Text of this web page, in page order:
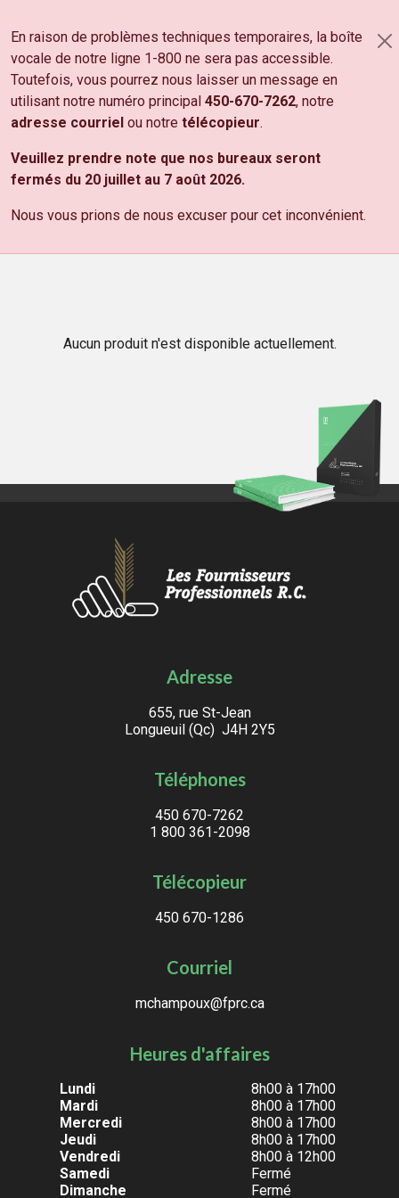
En raison de problèmes techniques temporaires, la boîte
vocale de notre ligne 1-800 ne sera pas accessible.
Toutefois, vous pourrez nous laisser un message en
utilisant notre numéro principal 450-670-7262, notre
adresse courriel ou notre télécopieur.
Veuillez prendre note que nos bureaux seront
fermés du 20 juillet au 7 août 2026.
Nous vous prions de nous excuser pour cet inconvénient.
NOS PRODUITS
PANIER
DÉCOUVREZ NOSPRODUITS
Tous les prix sont sujets à changements sans préavis.
Les prix indiqués sont sujets aux taxes de vente fédérale
et provinciale.
Aucun produit n'est disponible actuellement.
Adresse
655, rue St-Jean
Longueuil (Qc) J4H 2Y5
Téléphones
450 670-7262
1 800 361-2098
Télécopieur
450 670-1286
Courriel
mchampoux@fprc.ca
Heures d'affaires
Lundi
8h00 à 17h00
Mardi
8h00 à 17h00
Mercredi
8h00 à 17h00
Jeudi
8h00 à 17h00
Vendredi
8h00 à 12h00
Samedi
Fermé
Dimanche
Fermé